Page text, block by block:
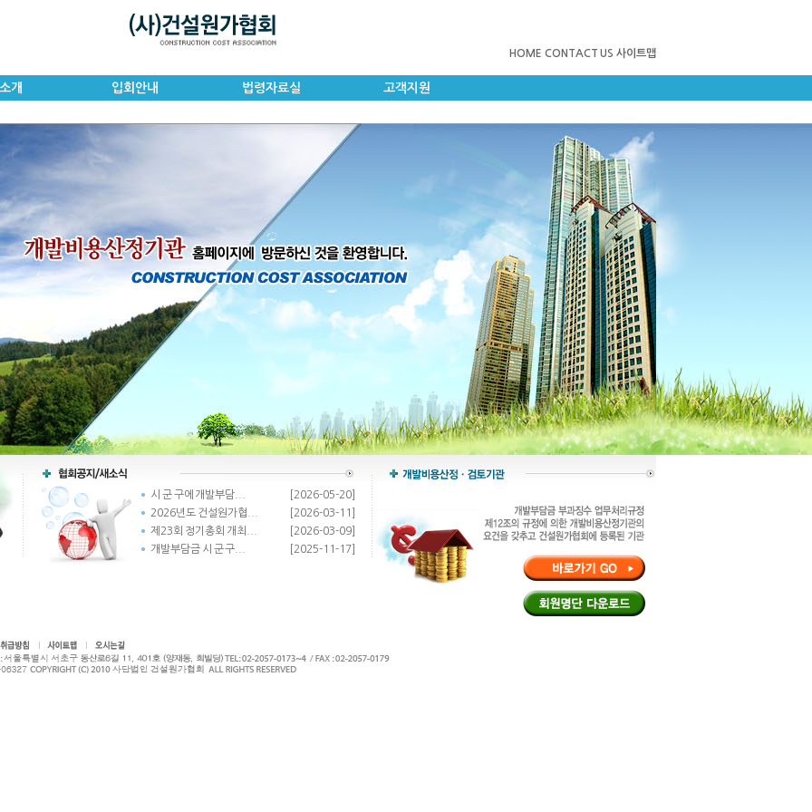
HOME CONTACT US 사이트맵
개 입회안내 법령자료실 고객지원
시 군 구에 개발부담...
[2026-05-20]
2026년도 건설원가협...
[2026-03-11]
제23회 정기총회 개최...
[2026-03-09]
개발부담금 시 군 구...
[2025-11-17]